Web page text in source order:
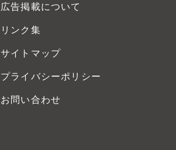
広告掲載について
リンク集
サイトマップ
プライバシーポリシー
お問い合わせ